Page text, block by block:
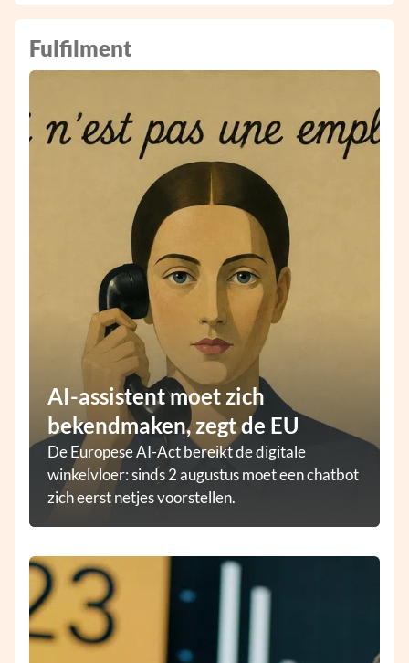
Fulfilment
AI-assistent moet zich
bekendmaken, zegt de EU
De Europese AI-Act bereikt de digitale
winkelvloer: sinds 2 augustus moet een chatbot
zich eerst netjes voorstellen.